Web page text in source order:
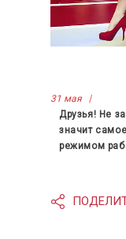
31 мая
Друзья! Не
значит
режимом